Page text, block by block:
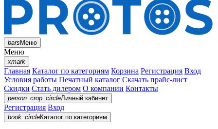
barsМеню
Меню
xmark
Главная Каталог по категориям Корзина Регистрация Вход
Условия работы Печатный каталог Скачать прайс-лист
Скидки Стать дилером О компании Контакты
person_crop_circleЛичный кабинет
Регистрация Вход
book_circleКаталог по категориям